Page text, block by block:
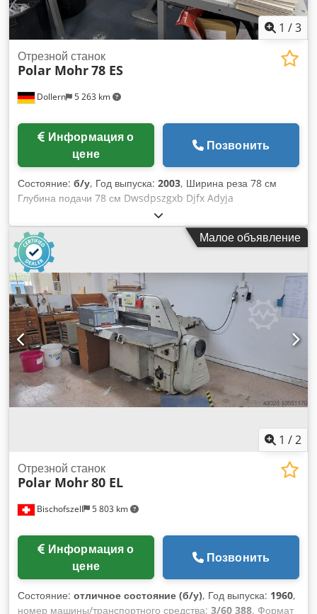
1 /3
Dollern 5 263 km
Отрезной станок
Polar Mohr78 ES
цене
Позвонить
Состояние: б/у, Год выпуска: 2003, Ширина реза 78 см
Глубина подачи 78 см Dwsdpszgxb Djfx Adyja
Максимальная высота подачи 12 см Вес 1300 кг Габариты
ДxШxВ 192 x 155 x 145 см Около 560 000 резов.
Малое объявление
1 /2
Bischofszell 5 803 km
Отрезной станок
Polar Mohr80 EL
цене
Позвонить
Состояние: отличное состояние (б/у), Год выпуска: 1960,
номер машины/транспортного средства: 3/60 388, Формат